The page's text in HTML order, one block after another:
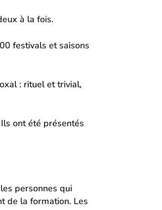
à la fois.
festivals et saisons
: rituel et trivial,
ont été présentés
personnes qui
de la formation. Les